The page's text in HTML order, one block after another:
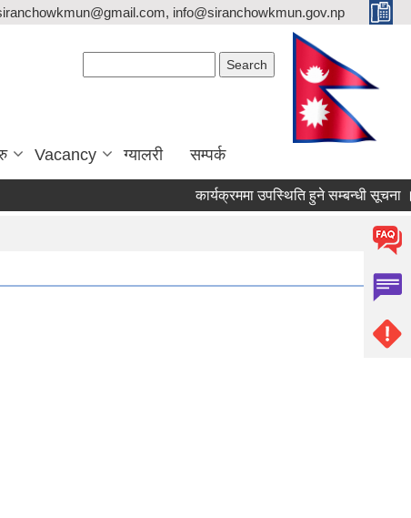
info@siranchowkmun.gov.np
Vacancy ग्यालरी सम्पर्क
कार्यक्रममा उपस्थिति हुने सम्बन्धी सूचना ।।